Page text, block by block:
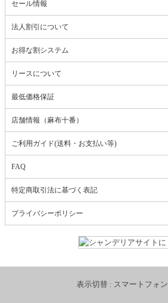
セール情報
法人割引について
お得な割システム
リースについて
最低価格保証
店舗情報（麻布十番）
ご利用ガイド(送料・お支払い等)
FAQ
特定商取引法に基づく表記
プライバシーポリシー
表示切替 : スマートフォン